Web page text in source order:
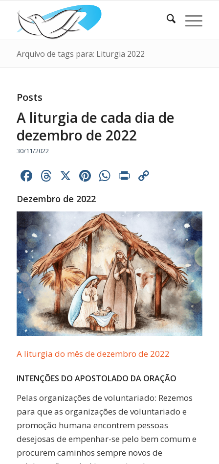
Arquivo de tags para: Liturgia 2022
Posts
A liturgia de cada dia de
dezembro de 2022
30/11/2022
Facebook
Threads
X Pinterest
WhatsApp
Print
Dezembro de 2022
A liturgia do mês de dezembro de 2022
INTENÇÕES DO APOSTOLADO DA ORAÇÃO
Pelas organizações de voluntariado: Rezemos
para que as organizações de voluntariado e
promoção humana encontrem pessoas
desejosas de empenhar-se pelo bem comum e
procurem caminhos sempre novos de